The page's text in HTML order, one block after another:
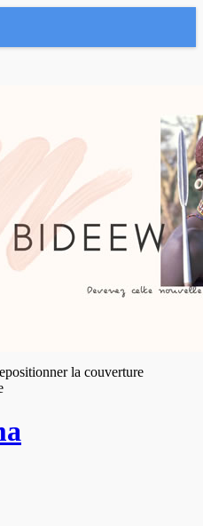
la couverture